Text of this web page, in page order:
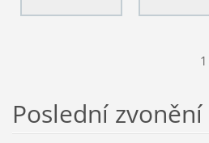
1
Poslední